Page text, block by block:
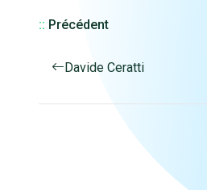
:: Précédent
Davide Ceratti